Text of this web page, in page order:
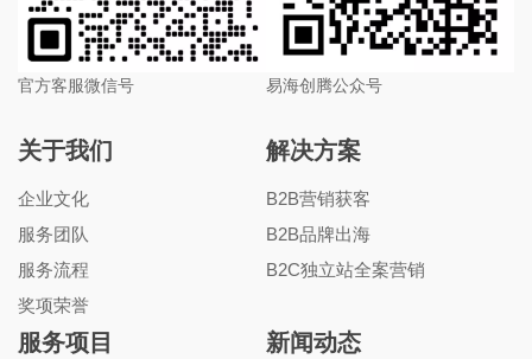
官方客服微信号 易海创腾公众号
关于我们
企业文化
服务团队
服务流程
奖项荣誉
解决方案
B2B营销获客
B2B品牌出海
B2C独立站全案营销
服务项目 新闻动态